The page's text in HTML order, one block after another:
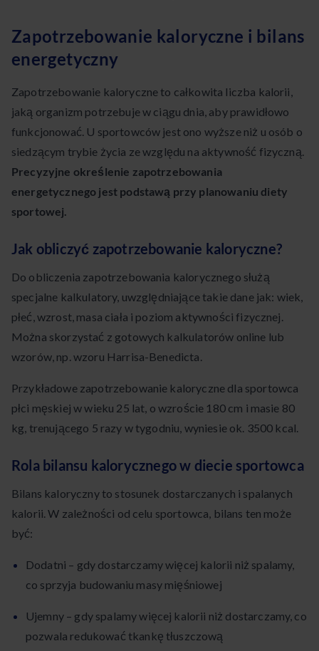
Zapotrzebowanie kaloryczne i bilans
energetyczny
Zapotrzebowanie kaloryczne to całkowita liczba kalorii,
jaką organizm potrzebuje w ciągu dnia, aby prawidłowo
funkcjonować. U sportowców jest ono wyższe niż u osób o
siedzącym trybie życia ze względu na aktywność fizyczną.
Precyzyjne określenie zapotrzebowania
energetycznego jest podstawą przy planowaniu diety
sportowej.
Jak obliczyć zapotrzebowanie kaloryczne?
Do obliczenia zapotrzebowania kalorycznego służą
specjalne kalkulatory, uwzględniające takie dane jak: wiek,
płeć, wzrost, masa ciała i poziom aktywności fizycznej.
Można skorzystać z gotowych kalkulatorów online lub
wzorów, np. wzoru Harrisa-Benedicta.
Przykładowe zapotrzebowanie kaloryczne dla sportowca
płci męskiej w wieku 25 lat, o wzroście 180 cm i masie 80
kg, trenującego 5 razy w tygodniu, wyniesie ok. 3500 kcal.
Rola bilansu kalorycznego w diecie sportowca
Bilans kaloryczny to stosunek dostarczanych i spalanych
kalorii. W zależności od celu sportowca, bilans ten może
być:
Dodatni – gdy dostarczamy więcej kalorii niż spalamy,
co sprzyja budowaniu masy mięśniowej
Ujemny – gdy spalamy więcej kalorii niż dostarczamy, co
pozwala redukować tkankę tłuszczową